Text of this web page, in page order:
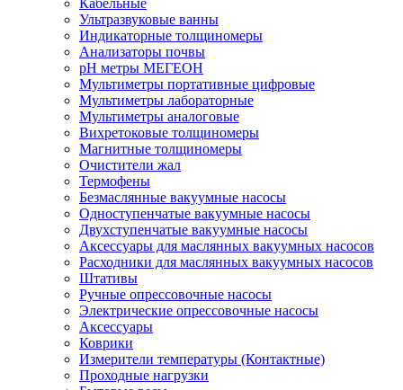
Кабельные
Ультразвуковые ванны
Индикаторные толщиномеры
Анализаторы почвы
рН метры МЕГЕОН
Мультиметры портативные цифровые
Мультиметры лабораторные
Мультиметры аналоговые
Вихретоковые толщиномеры
Магнитные толщиномеры
Очистители жал
Термофены
Безмаслянные вакуумные насосы
Одноступенчатые вакуумные насосы
Двухступенчатые вакуумные насосы
Аксессуары для маслянных вакуумных насосов
Расходники для маслянных вакуумных насосов
Штативы
Ручные опрессовочные насосы
Электрические опрессовочные насосы
Аксессуары
Коврики
Измерители температуры (Контактные)
Проходные нагрузки